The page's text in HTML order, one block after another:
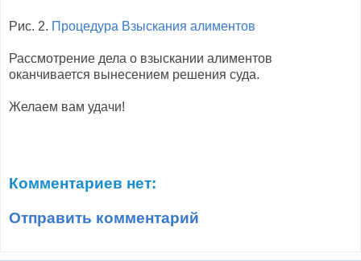
Рис. 2. Процедура Взыскания алиментов
Рассмотрение дела о взыскании алиментов
оканчивается вынесением решения суда.
Желаем вам удачи!
Комментариев нет:
Отправить комментарий